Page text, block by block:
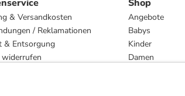
& Versandkosten
/ Reklamationen
& Entsorgung
Shop
Angebote
Babys
Kinder
Damen